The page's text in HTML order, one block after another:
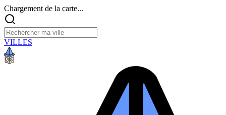
Chargement de la carte...
VILLES